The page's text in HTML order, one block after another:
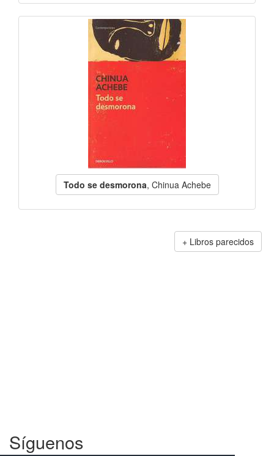
Todo se desmorona, Chinua Achebe
Libros parecidos
Síguenos